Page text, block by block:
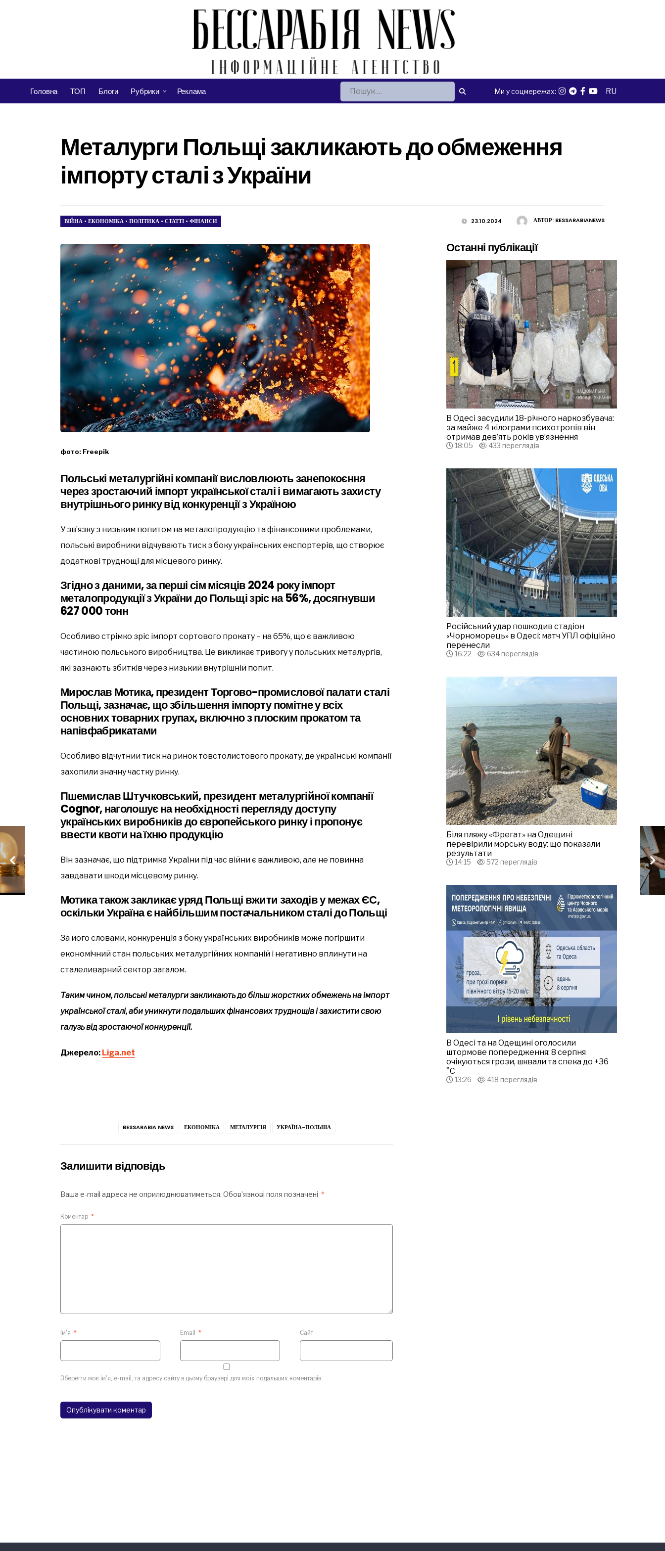
Головна ТОП Блоги Рубрики Реклама Пошук: Ми у соцмережах: RU
Металурги Польщі закликають до обмеження
імпорту сталі з України
АВТОР: BESSARABIANEWS
23.10.2024
ВІЙНА • ЕКОНОМІКА • ПОЛІТИКА • СТАТТІ • ФІНАНСИ
фото: Freepik
Польські металургійні компанії висловлюють занепокоєння
через зростаючий імпорт української сталі і вимагають захисту
внутрішнього ринку від конкуренції з Україною
У зв’язку з низьким попитом на металопродукцію та фінансовими проблемами,
польські виробники відчувають тиск з боку українських експортерів, що створює
додаткові труднощі для місцевого ринку.
Згідно з даними, за перші сім місяців 2024 року імпорт
металопродукції з України до Польщі зріс на 56%, досягнувши
627 000 тонн
Особливо стрімко зріс імпорт сортового прокату – на 65%, що є важливою
частиною польського виробництва. Це викликає тривогу у польських металургів,
які зазнають збитків через низький внутрішній попит.
Мирослав Мотика, президент Торгово-промислової палати сталі
Польщі, зазначає, що збільшення імпорту помітне у всіх
основних товарних групах, включно з плоским прокатом та
напівфабрикатами
Особливо відчутний тиск на ринок товстолистового прокату, де українські компанії
захопили значну частку ринку.
Пшемислав Штучковський, президент металургійної компанії
Cognor, наголошує на необхідності перегляду доступу
українських виробників до європейського ринку і пропонує
ввести квоти на їхню продукцію
Він зазначає, що підтримка України під час війни є важливою, але не повинна
завдавати шкоди місцевому ринку.
Мотика також закликає уряд Польщі вжити заходів у межах ЄС,
оскільки Україна є найбільшим постачальником сталі до Польщі
За його словами, конкуренція з боку українських виробників може погіршити
економічний стан польських металургійних компаній і негативно вплинути на
сталеливарний сектор загалом.
Таким чином, польські металурги закликають до більш жорстких обмежень на імпорт
української сталі, аби уникнути подальших фінансових труднощів і захистити свою
галузь від зростаючої конкуренції.
Джерело: Liga.net
BESSARABIA NEWS ЕКОНОМІКА МЕТАЛУРГІЯ УКРАЇНА-ПОЛЬША
Залишити відповідь
Ваша e-mail адреса не оприлюднюватиметься. Обов’язкові поля позначені *
Коментар *
Ім'я * Email * Сайт
Зберегти моє ім'я, e-mail, та адресу сайту в цьому браузері для моїх подальших коментарів.
Останні публікації
В Одесі засудили 18-річного наркозбувача:
за майже 4 кілограми психотропів він
отримав дев’ять років ув’язнення
18:05 433 переглядів
Російський удар пошкодив стадіон
«Чорноморець» в Одесі: матч УПЛ офіційно
перенесли
16:22 634 переглядів
Біля пляжу «Фрегат» на Одещині
перевірили морську воду: що показали
результати
14:15 572 переглядів
В Одесі та на Одещині оголосили
штормове попередження: 8 серпня
очікуються грози, шквали та спека до +36
°С
13:26 418 переглядів